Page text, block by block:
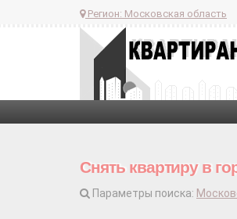
Регион: Московская область
Снять квартиру в
Параметры поиска: